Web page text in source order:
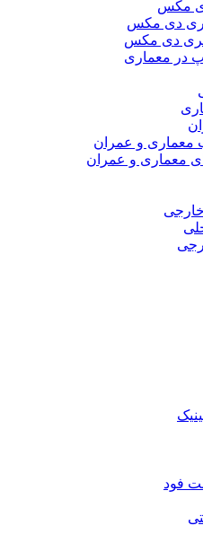
مکس
دی مکس
دی مکس
در معماری
معماری و عمران
معماری و عمران
فود